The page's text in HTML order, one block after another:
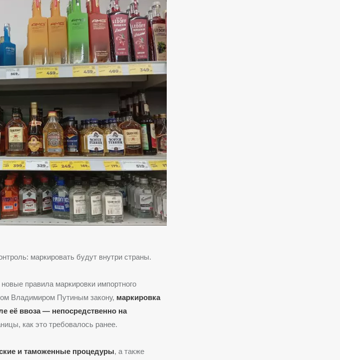
маркировать будут внутри страны.
правила маркировки импортного
Владимиром Путиным закону, маркировка
её ввоза — непосредственно на
как это требовалось ранее.
и таможенные процедуры, а также